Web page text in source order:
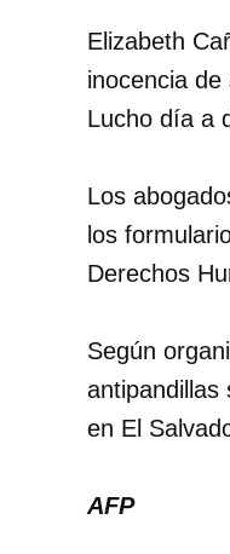
Elizabeth
inocencia
Lucho día a
Los
los
Derechos
Según
antipandillas
en El
AFP